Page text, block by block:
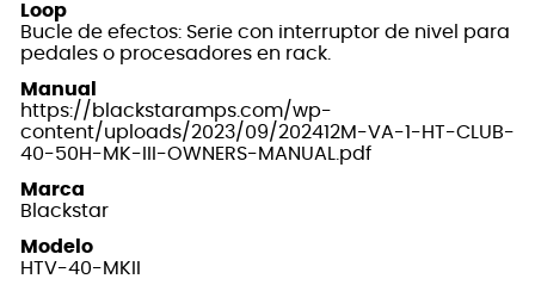
Loop
Bucle de efectos: Serie con interruptor de nivel para
pedales o procesadores en rack.
Manual
https://blackstaramps.com/wp-
content/uploads/2023/09/202412M-VA-1-HT-CLUB-
40-50H-MK-III-OWNERS-MANUAL.pdf
Marca
Blackstar
Modelo
HTV-40-MKII